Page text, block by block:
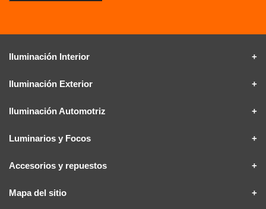
Iluminación Interior
Iluminación Exterior
Iluminación Automotriz
Luminarios y Focos
Accesorios y repuestos
Mapa del sitio